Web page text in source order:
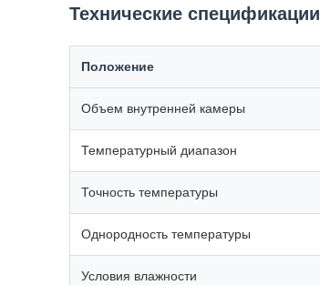
Технические спецификации
Положение
Объем внутренней камеры
Температурный диапазон
Точность температуры
Однородность температуры
Условия влажности